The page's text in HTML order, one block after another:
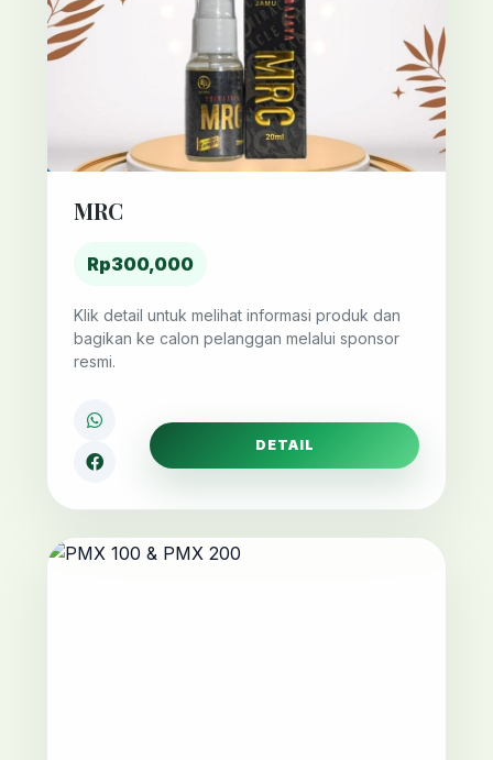
MRC
Rp300,000
Klik detail untuk melihat informasi produk dan
bagikan ke calon pelanggan melalui sponsor
resmi.
DETAIL